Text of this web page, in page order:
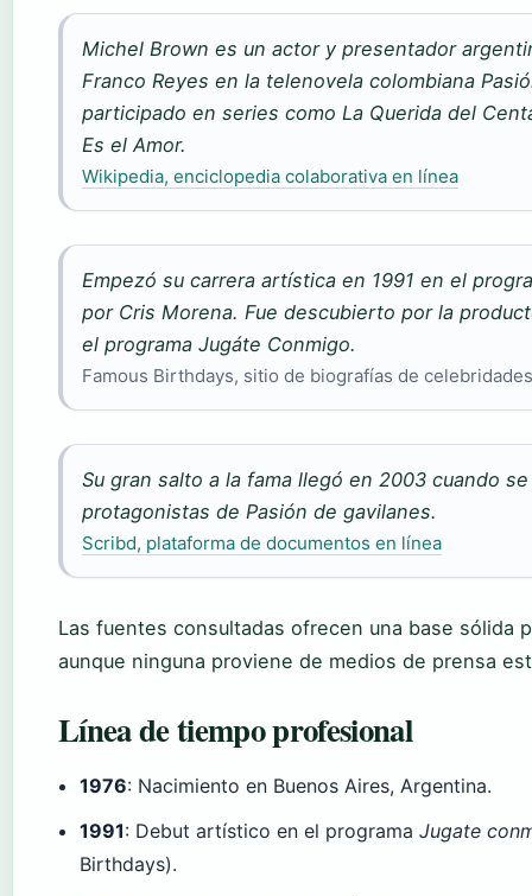
Michel Brown es un actor y presentador
Franco Reyes en la telenovela colombiana
participado en series como La Querida del
Es el Amor.
Wikipedia, enciclopedia colaborativa en línea
Empezó su carrera artística en 1991 en el
por Cris Morena. Fue descubierto por la
el programa Jugáte Conmigo.
Famous Birthdays, sitio de biografías de celebridades
Su gran salto a la fama llegó en 2003 cuando
protagonistas de Pasión de gavilanes.
Scribd, plataforma de documentos en línea
Las fuentes consultadas ofrecen una base sólida
aunque ninguna proviene de medios de prensa
Línea de tiempo profesional
1976: Nacimiento en Buenos Aires, Argentina.
1991: Debut artístico en el programaJugate
Birthdays).